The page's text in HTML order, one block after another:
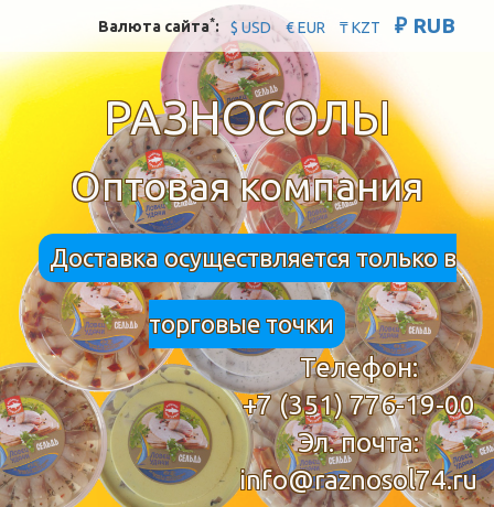
$ USD € EUR ₸ KZT ₽ RUB
Валюта сайта*:
РАЗНОСОЛЫ
Оптовая компания
Доставка осуществляется только в
торговые точки
Телефон:
+7 (351) 776-19-00
Эл. почта:
info@raznosol74.ru